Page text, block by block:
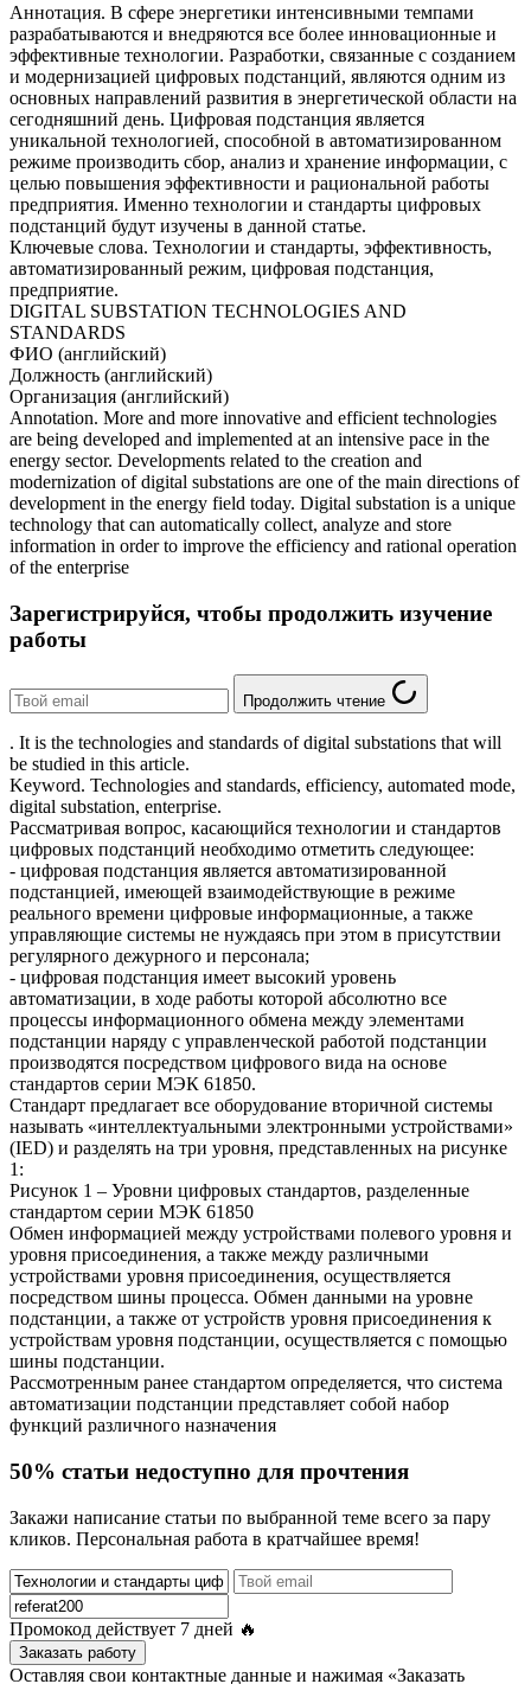
Аннотация. В сфере энергетики интенсивными темпами
разрабатываются и внедряются все более инновационные и
эффективные технологии. Разработки, связанные с созданием
и модернизацией цифровых подстанций, являются одним из
основных направлений развития в энергетической области на
сегодняшний день. Цифровая подстанция является
уникальной технологией, способной в автоматизированном
режиме производить сбор, анализ и хранение информации, с
целью повышения эффективности и рациональной работы
предприятия. Именно технологии и стандарты цифровых
подстанций будут изучены в данной статье.
Ключевые слова. Технологии и стандарты, эффективность,
автоматизированный режим, цифровая подстанция,
предприятие.
DIGITAL SUBSTATION TECHNOLOGIES AND
STANDARDS
ФИО (английский)
Должность (английский)
Организация (английский)
Annotation. More and more innovative and efficient technologies
are being developed and implemented at an intensive pace in the
energy sector. Developments related to the creation and
modernization of digital substations are one of the main directions of
development in the energy field today. Digital substation is a unique
technology that can automatically collect, analyze and store
information in order to improve the efficiency and rational operation
of the enterprise
Зарегистрируйся, чтобы продолжить изучение
работы
Продолжить чтение
. It is the technologies and standards of digital substations that will
be studied in this article.
Keyword. Technologies and standards, efficiency, automated mode,
digital substation, enterprise.
Рассматривая вопрос, касающийся технологии и стандартов
цифровых подстанций необходимо отметить следующее:
- цифровая подстанция является автоматизированной
подстанцией, имеющей взаимодействующие в режиме
реального времени цифровые информационные, а также
управляющие системы не нуждаясь при этом в присутствии
регулярного дежурного и персонала;
- цифровая подстанция имеет высокий уровень
автоматизации, в ходе работы которой абсолютно все
процессы информационного обмена между элементами
подстанции наряду с управленческой работой подстанции
производятся посредством цифрового вида на основе
стандартов серии МЭК 61850.
Стандарт предлагает все оборудование вторичной системы
называть «интеллектуальными электронными устройствами»
(IED) и разделять на три уровня, представленных на рисунке
1:
Рисунок 1 – Уровни цифровых стандартов, разделенные
стандартом серии МЭК 61850
Обмен информацией между устройствами полевого уровня и
уровня присоединения, а также между различными
устройствами уровня присоединения, осуществляется
посредством шины процесса. Обмен данными на уровне
подстанции, а также от устройств уровня присоединения к
устройствам уровня подстанции, осуществляется с помощью
шины подстанции.
Рассмотренным ранее стандартом определяется, что система
автоматизации подстанции представляет собой набор
функций различного назначения
50% статьи недоступно для прочтения
Закажи написание статьи по выбранной теме всего за пару
кликов. Персональная работа в кратчайшее время!
Промокод действует 7 дней 🔥
Заказать работу
Оставляя свои контактные данные и нажимая «Заказать